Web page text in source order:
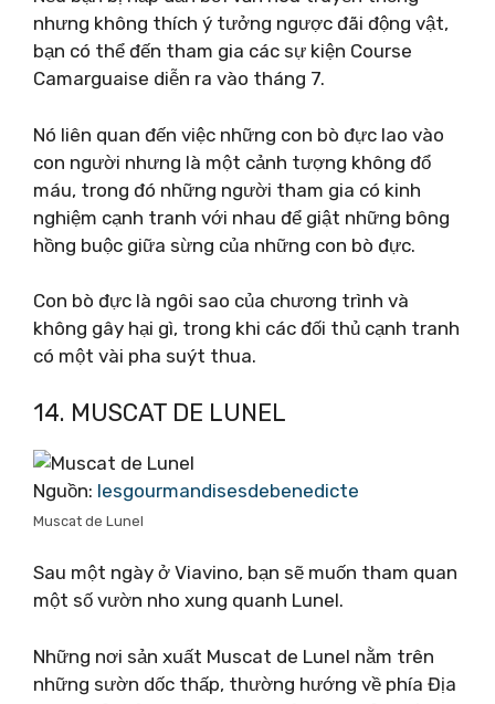
nhưng không thích ý tưởng ngược đãi động vật,
bạn có thể đến tham gia các sự kiện Course
Camarguaise diễn ra vào tháng 7.
Nó liên quan đến việc những con bò đực lao vào
con người nhưng là một cảnh tượng không đổ
máu, trong đó những người tham gia có kinh
nghiệm cạnh tranh với nhau để giật những bông
hồng buộc giữa sừng của những con bò đực.
Con bò đực là ngôi sao của chương trình và
không gây hại gì, trong khi các đối thủ cạnh tranh
có một vài pha suýt thua.
14. MUSCAT DE LUNEL
Nguồn: lesgourmandisesdebenedicte
Muscat de Lunel
Sau một ngày ở Viavino, bạn sẽ muốn tham quan
một số vườn nho xung quanh Lunel.
Những nơi sản xuất Muscat de Lunel nằm trên
những sườn dốc thấp, thường hướng về phía Địa